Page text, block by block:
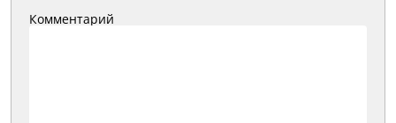
Комментарий